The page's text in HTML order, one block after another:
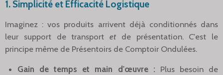
1. Simplicité et Efficacité Logistique
Imaginez : vos produits arrivent déjà conditionnés dans
leur support de transport etde présentation. C'est le
principe même de Présentoirs de Comptoir Ondulées.
Gain de temps et main d'œuvre : Plus besoin de